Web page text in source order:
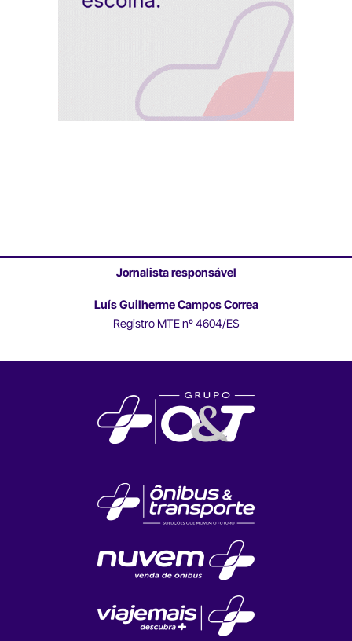
Jornalista responsável
Luís Guilherme Campos Correa
Registro MTE nº 4604/ES